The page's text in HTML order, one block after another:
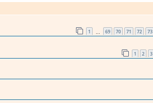
1 69 70 71 72 73
1 2 3